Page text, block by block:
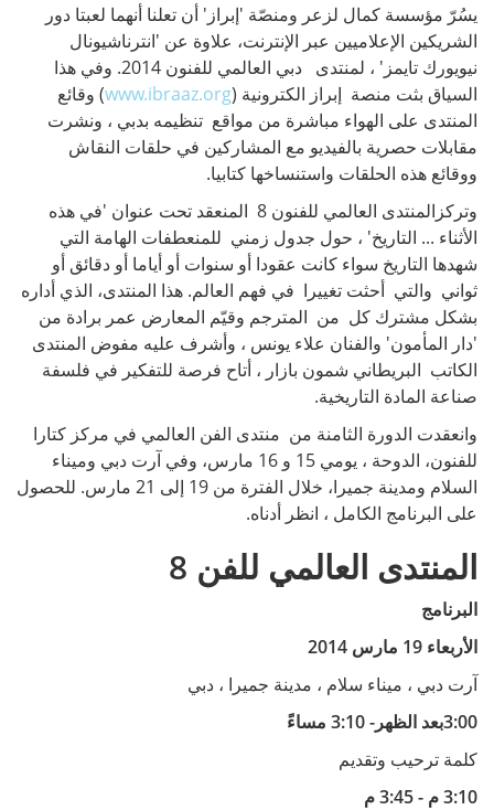
يسُرّ مؤسسة كمال لزعر ومنصّة 'إبراز' أن تعلنا أنهما لعبتا دور
الشريكين الإعلاميين عبر الإنترنت، علاوة عن 'انترناشيونال
نيويورك تايمز' ، لمنتدى دبي العالمي للفنون 2014. وفي هذا
السياق بثت منصة إبراز الكترونية (www.ibraaz.org) وقائع
المنتدى على الهواء مباشرة من مواقع تنظيمه بدبي ، ونشرت
مقابلات حصرية بالفيديو مع المشاركين في حلقات النقاش
ووقائع هذه الحلقات واستنساخها كتابيا.
وتركزالمنتدى العالمي للفنون 8 المنعقد تحت عنوان 'في هذه
الأثناء ... التاريخ' ، حول جدول زمني للمنعطفات الهامة التي
شهدها التاريخ سواء كانت عقودا أو سنوات أو أياما أو دقائق أو
ثواني والتي أحثت تغييرا في فهم العالم. هذا المنتدى، الذي أداره
بشكل مشترك كل من المترجم وقيّم المعارض عمر برادة من
'دار المأمون' والفنان علاء يونس ، وأشرف عليه مفوض المنتدى
الكاتب البريطاني شمون بازار ، أتاح فرصة للتفكير في فلسفة
صناعة المادة التاريخية.
وانعقدت الدورة الثامنة من منتدى الفن العالمي في مركز كتارا
للفنون، الدوحة ، يومي 15 و 16 مارس، وفي آرت دبي وميناء
السلام ومدينة جميرا، خلال الفترة من 19 إلى 21 مارس. للحصول
على البرنامج الكامل ، انظر أدناه.
المنتدى العالمي للفن 8
البرنامج
الأربعاء 19 مارس 2014
آرت دبي ، ميناء سلام ، مدينة جميرا ، دبي
3:00بعد الظهر- 3:10 مساءً
كلمة ترحيب وتقديم
3:10 م - 3:45 م